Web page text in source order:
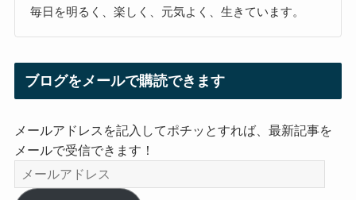
毎日を明るく、楽しく、元気よく、生きています。
ブログをメールで購読できます
メールアドレスを記入してポチッとすれば、最新記事を
メールで受信できます！
メ
ー